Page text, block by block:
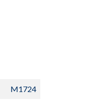
M1724